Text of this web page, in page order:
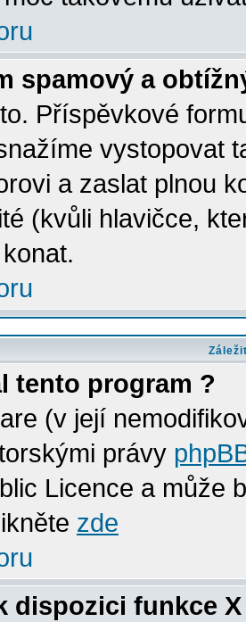
spamový a
Příspěvkové
vystopovat
a zaslat plnou
(kvůli hlavičce,
tento program ?
(v její
právy
Licence a může
zde
dispozici funkce